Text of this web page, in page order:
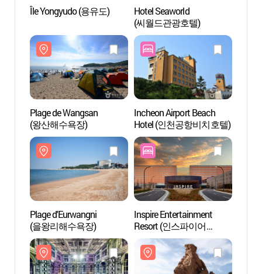
Île Yongyudo (용유도)
Hotel Seaworld
(씨월드관광호텔)
Plage de Wangsan
(왕산해수욕장)
Incheon Airport Beach
Hotel (인천공항비치호텔)
Plage d'Eurwangni
(을왕리해수욕장)
Inspire Entertainment
Resort (인스파이어
엔터테인먼트 리조트)